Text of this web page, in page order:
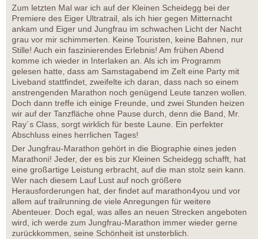
Zum letzten Mal war ich auf der Kleinen Scheidegg bei der
Premiere des Eiger Ultratrail, als ich hier gegen Mitternacht
ankam und Eiger und Jungfrau im schwachen Licht der Nacht
grau vor mir schimmerten. Keine Touristen, keine Bahnen, nur
Stille! Auch ein faszinierendes Erlebnis! Am frühen Abend
komme ich wieder in Interlaken an. Als ich im Programm
gelesen hatte, dass am Samstagabend im Zelt eine Party mit
Liveband stattfindet, zweifelte ich daran, dass nach so einem
anstrengenden Marathon noch genügend Leute tanzen wollen.
Doch dann treffe ich einige Freunde, und zwei Stunden heizen
wir auf der Tanzfläche ohne Pause durch, denn die Band, Mr.
Ray´s Class, sorgt wirklich für beste Laune. Ein perfekter
Abschluss eines herrlichen Tages!
Der Jungfrau-Marathon gehört in die Biographie eines jeden
Marathoni! Jeder, der es bis zur Kleinen Scheidegg schafft, hat
eine großartige Leistung erbracht, auf die man stolz sein kann.
Wer nach diesem Lauf Lust auf noch größere
Herausforderungen hat, der findet auf marathon4you und vor
allem auf trailrunning.de viele Anregungen für weitere
Abenteuer. Doch egal, was alles an neuen Strecken angeboten
wird, ich werde zum Jungfrau-Marathon immer wieder gerne
zurückkommen, seine Schönheit ist unsterblich.